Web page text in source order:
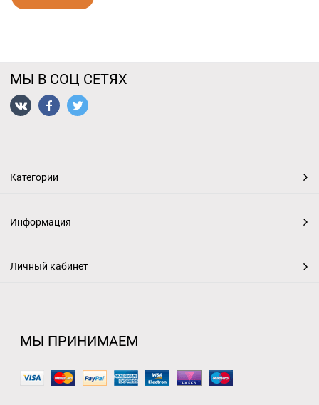
МЫ В СОЦ СЕТЯХ
Категории
Информация
Личный кабинет
МЫ ПРИНИМАЕМ